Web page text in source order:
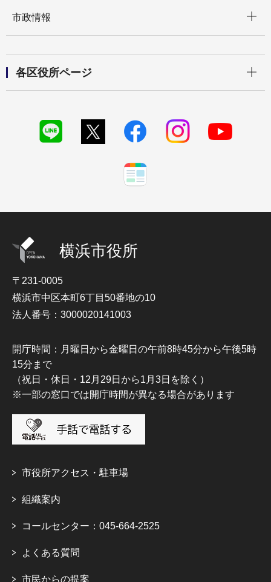
市政情報
各区役所ページ
横浜市役所
〒231-0005
横浜市中区本町6丁目50番地の10
法人番号：3000020141003
開庁時間：月曜日から金曜日の午前8時45分から午後5時
15分まで
（祝日・休日・12月29日から1月3日を除く）
※一部の窓口では開庁時間が異なる場合があります
市役所アクセス・駐車場
組織案内
コールセンター：045-664-2525
よくある質問
市民からの提案